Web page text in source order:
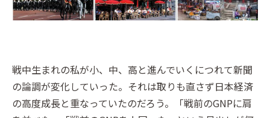
戦中生まれの私が小、中、高と進んでいくにつれて新聞
の論調が変化していった。それは取りも直さず日本経済
の高度成長と重なっていたのだろう。「戦前のGNPに肩